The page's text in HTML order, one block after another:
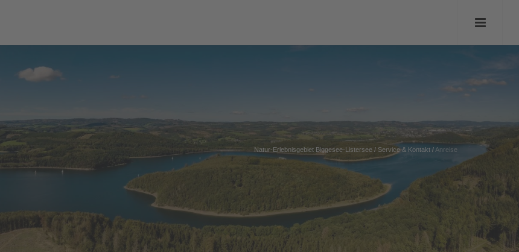
Natur-Erlebnisgebiet Biggesee-Listersee / Service & Kontakt / Anreise